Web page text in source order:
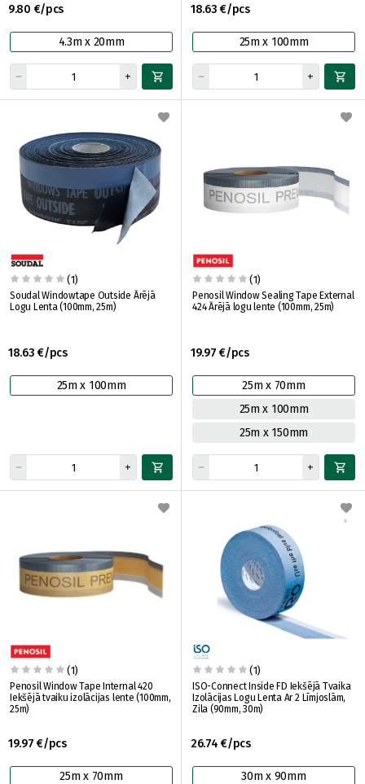
9.80 €/pcs
4.3m x 20mm
18.63 €/pcs
25m x 100mm
(1)
Soudal Windowtape Outside Ārējā
Logu Lenta (100mm, 25m)
18.63 €/pcs
25m x 100mm
(1)
Penosil Window Sealing Tape External
424 Ārējā logu lente (100mm, 25m)
19.97 €/pcs
25m x 70mm
25m x 100mm
25m x 150mm
(1)
Penosil Window Tape Internal 420
Iekšējā tvaiku izolācijas lente (100mm,
25m)
19.97 €/pcs
25m x 70mm
(1)
ISO-Connect Inside FD Iekšējā Tvaika
Izolācijas Logu Lenta Ar 2 Līmjoslām,
Zila (90mm, 30m)
26.74 €/pcs
30m x 90mm